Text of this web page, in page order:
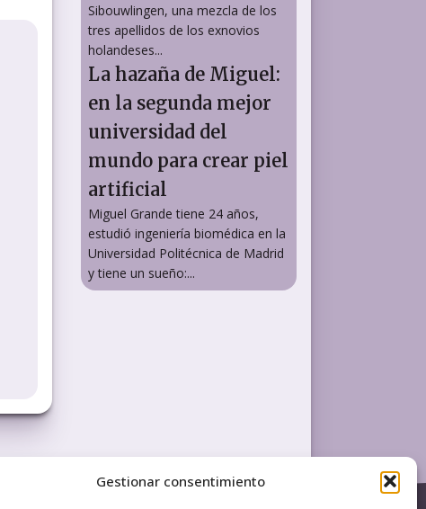
Gestionar consentimiento
Sibouwlingen, una mezcla de los
tres apellidos de los exnovios
holandeses...
La hazaña de Miguel:
en la segunda mejor
universidad del
mundo para crear piel
artificial
Miguel Grande tiene 24 años,
estudió ingeniería biomédica en la
Universidad Politécnica de Madrid
y tiene un sueño:...
LEGAL